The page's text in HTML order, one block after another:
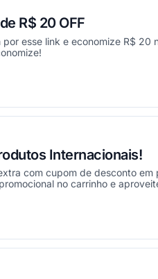
R$ 20 OFF
esse link e economize R$
Internacionais!
com cupom de desconto
no carrinho e